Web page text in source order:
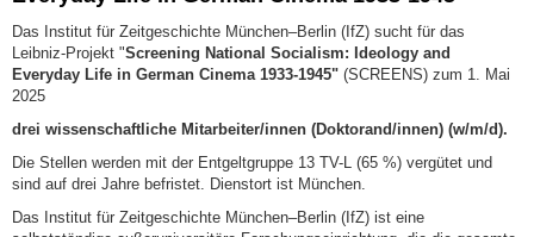
Das Institut für Zeitgeschichte München–Berlin (IfZ) sucht für das
Leibniz-Projekt "Screening National Socialism: Ideology and
Everyday Life in German Cinema 1933-1945" (SCREENS) zum 1. Mai
2025
drei wissenschaftliche Mitarbeiter/innen (Doktorand/innen) (w/m/d).
Die Stellen werden mit der Entgeltgruppe 13 TV-L (65 %) vergütet und
sind auf drei Jahre befristet. Dienstort ist München.
Das Institut für Zeitgeschichte München–Berlin (IfZ) ist eine